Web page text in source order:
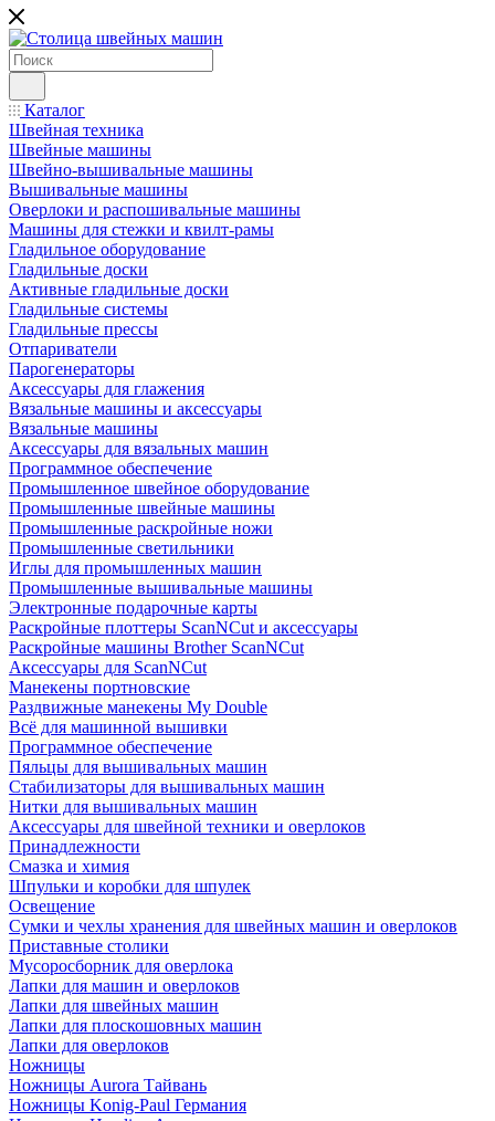
Каталог
Швейная техника
Швейные машины
Швейно-вышивальные машины
Вышивальные машины
Оверлоки и распошивальные машины
Машины для стежки и квилт-рамы
Гладильное оборудование
Гладильные доски
Активные гладильные доски
Гладильные системы
Гладильные прессы
Отпариватели
Парогенераторы
Аксессуары для глажения
Вязальные машины и аксессуары
Вязальные машины
Аксессуары для вязальных машин
Программное обеспечение
Промышленное швейное оборудование
Промышленные швейные машины
Промышленные раскройные ножи
Промышленные светильники
Иглы для промышленных машин
Промышленные вышивальные машины
Электронные подарочные карты
Раскройные плоттеры ScanNCut и аксессуары
Раскройные машины Brother ScanNCut
Аксессуары для ScanNCut
Манекены портновские
Раздвижные манекены My Double
Всё для машинной вышивки
Программное обеспечение
Пяльцы для вышивальных машин
Стабилизаторы для вышивальных машин
Нитки для вышивальных машин
Аксессуары для швейной техники и оверлоков
Принадлежности
Смазка и химия
Шпульки и коробки для шпулек
Освещение
Сумки и чехлы хранения для швейных машин и оверлоков
Приставные столики
Мусоросборник для оверлока
Лапки для машин и оверлоков
Лапки для швейных машин
Лапки для плоскошовных машин
Лапки для оверлоков
Ножницы
Ножницы Aurora Тайвань
Ножницы Konig-Paul Германия